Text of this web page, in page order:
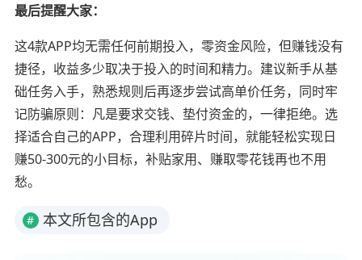
最后提醒大家：
这4款APP均无需任何前期投入，零资金风险，但赚钱没有
捷径，收益多少取决于投入的时间和精力。建议新手从基
础任务入手，熟悉规则后再逐步尝试高单价任务，同时牢
记防骗原则：凡是要求交钱、垫付资金的，一律拒绝。选
择适合自己的APP，合理利用碎片时间，就能轻松实现日
赚50-300元的小目标，补贴家用、赚取零花钱再也不用
愁。
# 本文所包含的App